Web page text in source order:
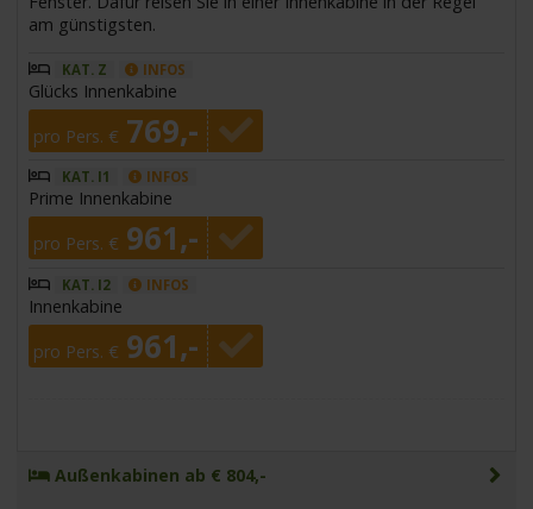
am günstigsten.
KAT. Z INFOS
Glücks Innenkabine
pro Pers. € 769,-
KAT. I1 INFOS
Prime Innenkabine
pro Pers. € 961,-
KAT. I2 INFOS
Innenkabine
pro Pers. € 961,-
Außenkabinen ab € 804,-